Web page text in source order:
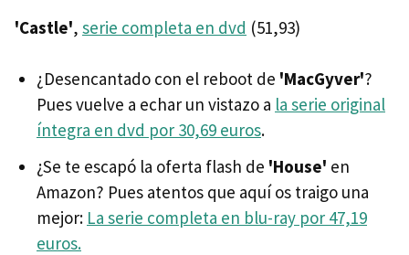
'Castle', serie completa en dvd (51,93)
¿Desencantado con el reboot de 'MacGyver'?
Pues vuelve a echar un vistazo a la serie original
íntegra en dvd por 30,69 euros.
¿Se te escapó la oferta flash de 'House' en
Amazon? Pues atentos que aquí os traigo una
mejor: La serie completa en blu-ray por 47,19
euros.